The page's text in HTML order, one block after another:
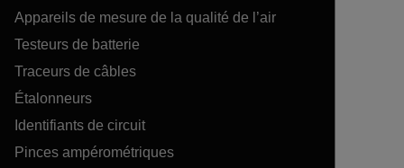
Appareils de mesure de la qualité de l’air
Testeurs de batterie
Traceurs de câbles
Étalonneurs
Identifiants de circuit
Pinces ampérométriques